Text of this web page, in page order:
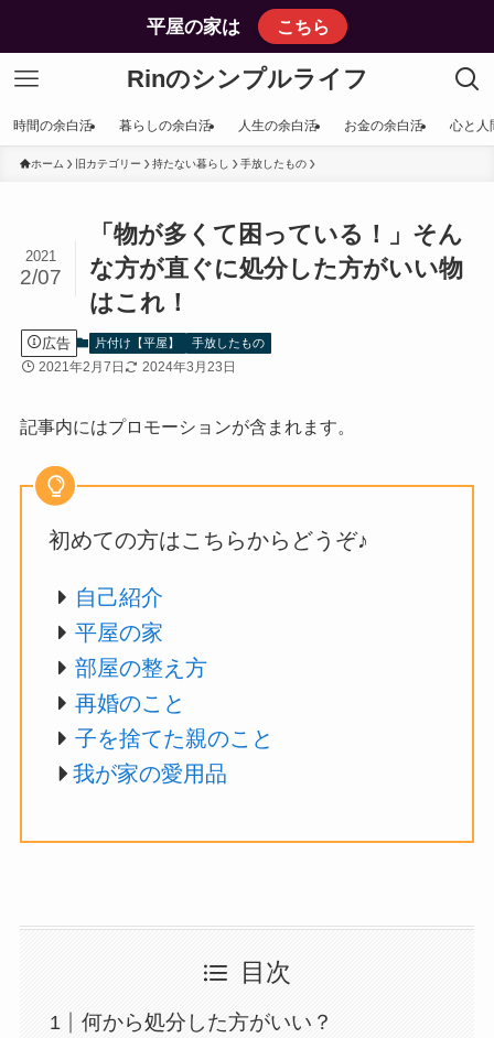
平屋の家は こちら
Rinのシンプルライフ
時間の余白活 暮らしの余白活 人生の余白活 お金の余白活 心と人
ホーム 旧カテゴリー 持たない暮らし 手放したもの
「物が多くて困っている！」そん
な方が直ぐに処分した方がいい物
はこれ！
2021
2/07
広告 片付け【平屋】 手放したもの
2021年2月7日 2024年3月23日
記事内にはプロモーションが含まれます。
初めての方はこちらからどうぞ♪
自己紹介
平屋の家
部屋の整え方
再婚のこと
子を捨てた親のこと
我が家の愛用品
目次
何から処分した方がいい？